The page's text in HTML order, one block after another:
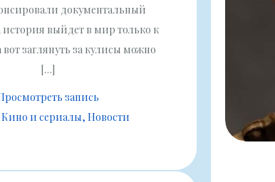
документальный
выйдет в мир только к
вот заглянуть за кулисы можно
[…]
запись
Кино и сериалы Новости